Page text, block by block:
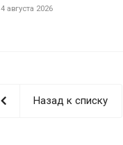
4 августа 2026
Назад к списку